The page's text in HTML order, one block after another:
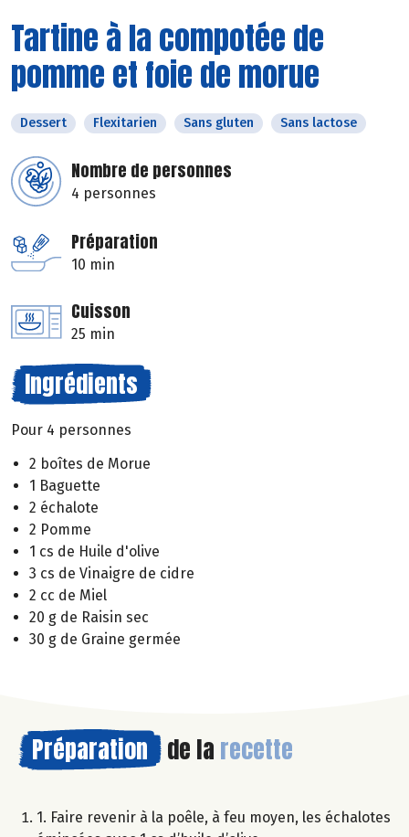
Tartine à la compotée de
pomme et foie de morue
Dessert Flexitarien Sans gluten Sans lactose
Nombre de personnes
4 personnes
Préparation
10 min
Cuisson
25 min
Ingrédients
Pour 4 personnes
2 boîtes de Morue
1 Baguette
2 échalote
2 Pomme
1 cs de Huile d'olive
3 cs de Vinaigre de cidre
2 cc de Miel
20 g de Raisin sec
30 g de Graine germée
Préparation de la recette
1. Faire revenir à la poêle, à feu moyen, les échalotes